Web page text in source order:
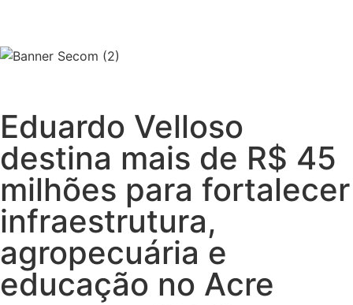
Eduardo Velloso
destina mais de R$ 45
milhões para fortalecer
infraestrutura,
agropecuária e
educação no Acre